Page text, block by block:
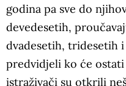
godina pa sve do
devedesetih,
dvadesetih, tridesetih
predvidjeli ko će
istraživači su otkrili